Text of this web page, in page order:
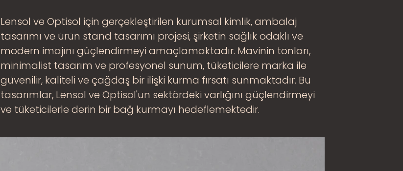
Lensol ve Optisol için gerçekleştirilen kurumsal kimlik, ambalaj
tasarımı ve ürün stand tasarımı projesi, şirketin sağlık odaklı ve
modern imajını güçlendirmeyi amaçlamaktadır. Mavinin tonları,
minimalist tasarım ve profesyonel sunum, tüketicilere marka ile
güvenilir, kaliteli ve çağdaş bir ilişki kurma fırsatı sunmaktadır. Bu
tasarımlar, Lensol ve Optisol'un sektördeki varlığını güçlendirmeyi
ve tüketicilerle derin bir bağ kurmayı hedeflemektedir.